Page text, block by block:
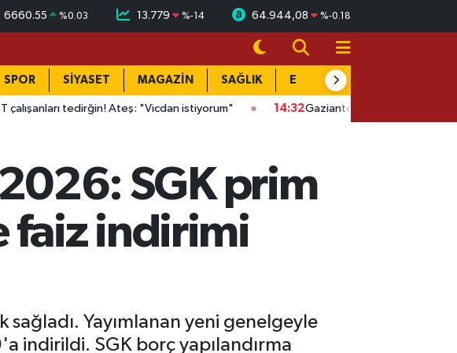
6660.55 %0.03 13.779 %-14 64.944,08 %-0.18
SPOR SİYASET MAGAZİN SAĞLIK EĞİTİM
tedirğin! Ateş: "Vicdan istiyorum" 14:32 Gaziantep'te kaçak kazıya suçüstü: Evin
2026: SGK prim
faiz indirimi
Yayımlanan yeni genelgeyle
indirildi. SGK borç yapılandırma